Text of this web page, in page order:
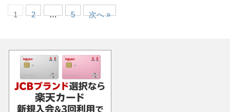
1 2 … 5 次へ »